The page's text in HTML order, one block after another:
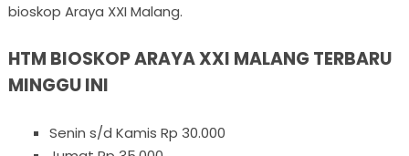
bioskop Araya XXI Malang.
HTM BIOSKOP ARAYA XXI MALANG TERBARU
MINGGU INI
Senin s/d Kamis Rp 30.000